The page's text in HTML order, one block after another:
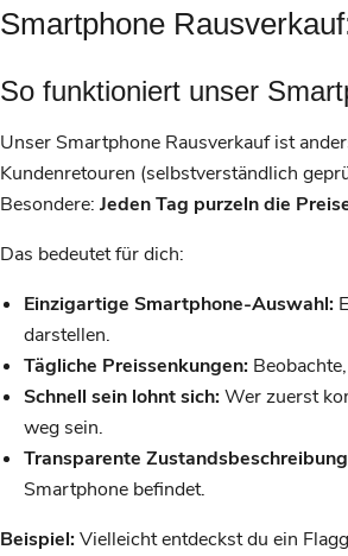
Smartphone
So funktioniert unser
Unser Smartphone Rausverkauf ist
Kundenretouren (selbstverständlich
Besondere: Jeden Tag purzeln die
Das bedeutet für dich:
Einzigartige Smartphone-Auswahl:
darstellen.
Tägliche Preissenkungen:
Schnell sein lohnt sich:Wer zuerst
weg sein.
Transparente
Smartphone befindet.
Beispiel:Vielleicht entdeckst du ein